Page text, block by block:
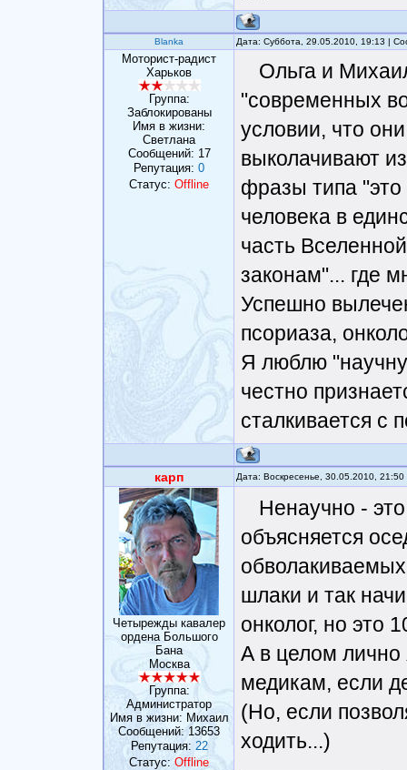
Blanka Дата: Суббота, 29.05.2010, 19:13 |
Моторист-радист
Харьков
Группа:
Заблокированы
Имя в жизни:
Светлана
Сообщений: 17
Репутация: 0
Статус: Offline
Ольга и
"современных
условии, что
выколачивают
фразы типа "это
человека в
часть
законам"... где
Успешно
псориаза,
Я люблю
честно
сталкивается с
карп Дата: Воскресенье, 30.05.2010,
Четырежды кавалер
ордена Большого
Бана
Москва
Группа:
Администратор
Имя в жизни: Михаил
Сообщений: 13653
Репутация: 22
Статус: Offline
Ненаучно -
объясняется
шлаки и так
онколог, но это
А в целом
медикам, если
(Но, если
ходить...)